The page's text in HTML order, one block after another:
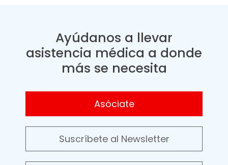
Ayúdanos a llevar
asistencia médica a donde
más se necesita
Asóciate
Suscríbete al Newsletter